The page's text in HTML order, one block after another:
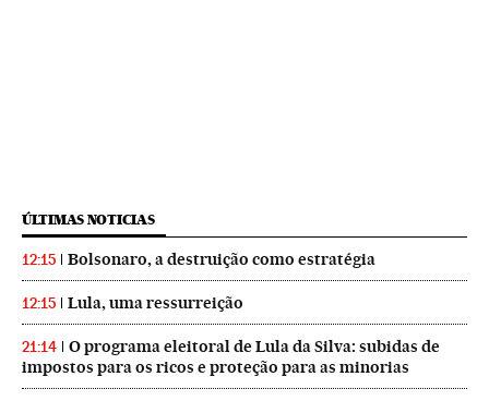
ÚLTIMAS NOTICIAS
12:15 Bolsonaro, a destruição como estratégia
12:15 Lula, uma ressurreição
21:14
O programa eleitoral de Lula da Silva: subidas de
impostos para os ricos e proteção para as minorias